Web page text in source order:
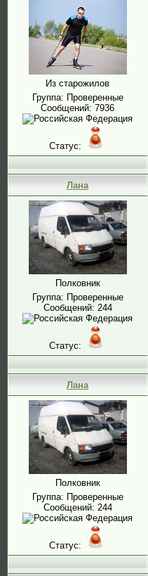
Из старожилов
Группа: Проверенные
Сообщений: 7936
Статус:
Лана
Полковник
Группа: Проверенные
Сообщений: 244
Статус:
Лана
Полковник
Группа: Проверенные
Сообщений: 244
Статус: